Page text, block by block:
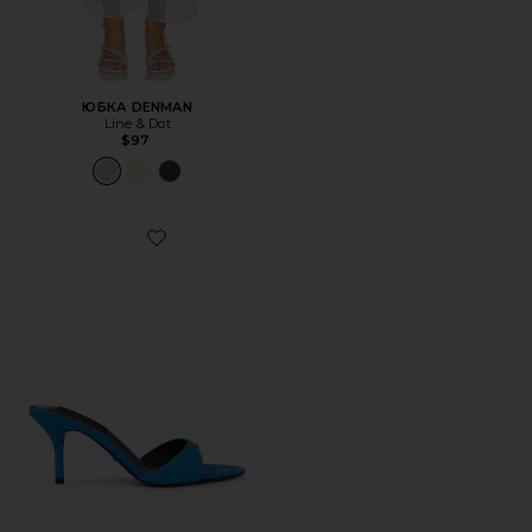
ЮБКА DENMAN
Line & Dot
$97
Favorite САНДАЛИИ HALLIE